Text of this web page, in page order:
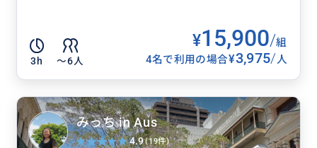
3h 〜6人
¥15,900/組
4名で利用の場合¥3,975/人
みっち in Aus
4.9(19件)